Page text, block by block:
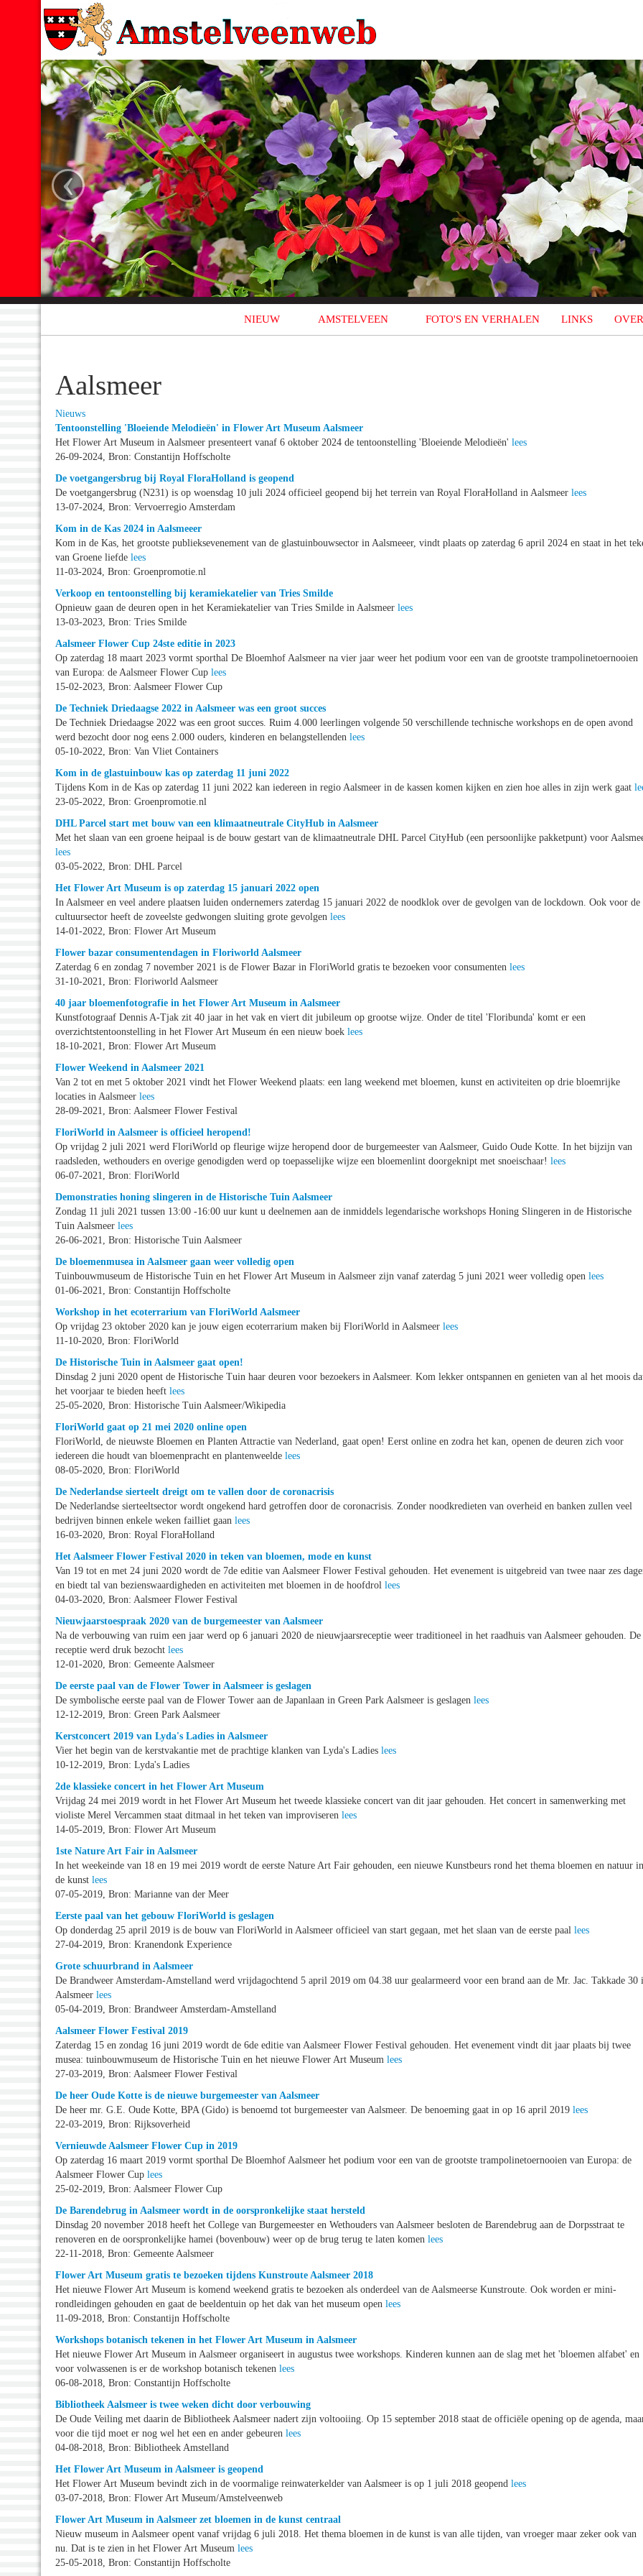
‹
NIEUW AMSTELVEEN FOTO'S EN VERHALEN LINKS
Aalsmeer
Nieuws
Tentoonstelling 'Bloeiende Melodieën' in Flower Art Museum Aalsmeer
Het Flower Art Museum in Aalsmeer presenteert vanaf 6 oktober 2024 de tentoonstelling 'Bloeiende Melodieën' lees
26-09-2024, Bron: Constantijn Hoffscholte
De voetgangersbrug bij Royal FloraHolland is geopend
De voetgangersbrug (N231) is op woensdag 10 juli 2024 officieel geopend bij het terrein van Royal FloraHolland in Aalsmeer lees
13-07-2024, Bron: Vervoerregio Amsterdam
Kom in de Kas 2024 in Aalsmeeer
Kom in de Kas, het grootste publieksevenement van de glastuinbouwsector in Aalsmeeer, vindt plaats op zaterdag 6 april 2024 en staat in het
van Groene liefde lees
11-03-2024, Bron: Groenpromotie.nl
Verkoop en tentoonstelling bij keramiekatelier van Tries Smilde
Opnieuw gaan de deuren open in het Keramiekatelier van Tries Smilde in Aalsmeer lees
13-03-2023, Bron: Tries Smilde
Aalsmeer Flower Cup 24ste editie in 2023
Op zaterdag 18 maart 2023 vormt sporthal De Bloemhof Aalsmeer na vier jaar weer het podium voor een van de grootste trampolinetoernooien
van Europa: de Aalsmeer Flower Cup lees
15-02-2023, Bron: Aalsmeer Flower Cup
De Techniek Driedaagse 2022 in Aalsmeer was een groot succes
De Techniek Driedaagse 2022 was een groot succes. Ruim 4.000 leerlingen volgende 50 verschillende technische workshops en de open avond
werd bezocht door nog eens 2.000 ouders, kinderen en belangstellenden lees
05-10-2022, Bron: Van Vliet Containers
Kom in de glastuinbouw kas op zaterdag 11 juni 2022
Tijdens Kom in de Kas op zaterdag 11 juni 2022 kan iedereen in regio Aalsmeer in de kassen komen kijken en zien hoe alles in zijn werk gaat
23-05-2022, Bron: Groenpromotie.nl
DHL Parcel start met bouw van een klimaatneutrale CityHub in Aalsmeer
Met het slaan van een groene heipaal is de bouw gestart van de klimaatneutrale DHL Parcel CityHub (een persoonlijke pakketpunt) voor
lees
03-05-2022, Bron: DHL Parcel
Het Flower Art Museum is op zaterdag 15 januari 2022 open
In Aalsmeer en veel andere plaatsen luiden ondernemers zaterdag 15 januari 2022 de noodklok over de gevolgen van de lockdown. Ook voor de
cultuursector heeft de zoveelste gedwongen sluiting grote gevolgen lees
14-01-2022, Bron: Flower Art Museum
Flower bazar consumentendagen in Floriworld Aalsmeer
Zaterdag 6 en zondag 7 november 2021 is de Flower Bazar in FloriWorld gratis te bezoeken voor consumenten lees
31-10-2021, Bron: Floriworld Aalsmeer
40 jaar bloemenfotografie in het Flower Art Museum in Aalsmeer
Kunstfotograaf Dennis A-Tjak zit 40 jaar in het vak en viert dit jubileum op grootse wijze. Onder de titel 'Floribunda' komt er een
overzichtstentoonstelling in het Flower Art Museum én een nieuw boek lees
18-10-2021, Bron: Flower Art Museum
Flower Weekend in Aalsmeer 2021
Van 2 tot en met 5 oktober 2021 vindt het Flower Weekend plaats: een lang weekend met bloemen, kunst en activiteiten op drie bloemrijke
locaties in Aalsmeer lees
28-09-2021, Bron: Aalsmeer Flower Festival
FloriWorld in Aalsmeer is officieel heropend!
Op vrijdag 2 juli 2021 werd FloriWorld op fleurige wijze heropend door de burgemeester van Aalsmeer, Guido Oude Kotte. In het bijzijn van
raadsleden, wethouders en overige genodigden werd op toepasselijke wijze een bloemenlint doorgeknipt met snoeischaar! lees
06-07-2021, Bron: FloriWorld
Demonstraties honing slingeren in de Historische Tuin Aalsmeer
Zondag 11 juli 2021 tussen 13:00 -16:00 uur kunt u deelnemen aan de inmiddels legendarische workshops Honing Slingeren in de Historische
Tuin Aalsmeer lees
26-06-2021, Bron: Historische Tuin Aalsmeer
De bloemenmusea in Aalsmeer gaan weer volledig open
Tuinbouwmuseum de Historische Tuin en het Flower Art Museum in Aalsmeer zijn vanaf zaterdag 5 juni 2021 weer volledig open lees
01-06-2021, Bron: Constantijn Hoffscholte
Workshop in het ecoterrarium van FloriWorld Aalsmeer
Op vrijdag 23 oktober 2020 kan je jouw eigen ecoterrarium maken bij FloriWorld in Aalsmeer lees
11-10-2020, Bron: FloriWorld
De Historische Tuin in Aalsmeer gaat open!
Dinsdag 2 juni 2020 opent de Historische Tuin haar deuren voor bezoekers in Aalsmeer. Kom lekker ontspannen en genieten van al het moois
het voorjaar te bieden heeft lees
25-05-2020, Bron: Historische Tuin Aalsmeer/Wikipedia
FloriWorld gaat op 21 mei 2020 online open
FloriWorld, de nieuwste Bloemen en Planten Attractie van Nederland, gaat open! Eerst online en zodra het kan, openen de deuren zich voor
iedereen die houdt van bloemenpracht en plantenweelde lees
08-05-2020, Bron: FloriWorld
De Nederlandse sierteelt dreigt om te vallen door de coronacrisis
De Nederlandse sierteeltsector wordt ongekend hard getroffen door de coronacrisis. Zonder noodkredieten van overheid en banken zullen veel
bedrijven binnen enkele weken failliet gaan lees
16-03-2020, Bron: Royal FloraHolland
Het Aalsmeer Flower Festival 2020 in teken van bloemen, mode en kunst
Van 19 tot en met 24 juni 2020 wordt de 7de editie van Aalsmeer Flower Festival gehouden. Het evenement is uitgebreid van twee naar zes
en biedt tal van bezienswaardigheden en activiteiten met bloemen in de hoofdrol lees
04-03-2020, Bron: Aalsmeer Flower Festival
Nieuwjaarstoespraak 2020 van de burgemeester van Aalsmeer
Na de verbouwing van ruim een jaar werd op 6 januari 2020 de nieuwjaarsreceptie weer traditioneel in het raadhuis van Aalsmeer gehouden. De
receptie werd druk bezocht lees
12-01-2020, Bron: Gemeente Aalsmeer
De eerste paal van de Flower Tower in Aalsmeer is geslagen
De symbolische eerste paal van de Flower Tower aan de Japanlaan in Green Park Aalsmeer is geslagen lees
12-12-2019, Bron: Green Park Aalsmeer
Kerstconcert 2019 van Lyda's Ladies in Aalsmeer
Vier het begin van de kerstvakantie met de prachtige klanken van Lyda's Ladies lees
10-12-2019, Bron: Lyda's Ladies
2de klassieke concert in het Flower Art Museum
Vrijdag 24 mei 2019 wordt in het Flower Art Museum het tweede klassieke concert van dit jaar gehouden. Het concert in samenwerking met
violiste Merel Vercammen staat ditmaal in het teken van improviseren lees
14-05-2019, Bron: Flower Art Museum
1ste Nature Art Fair in Aalsmeer
In het weekeinde van 18 en 19 mei 2019 wordt de eerste Nature Art Fair gehouden, een nieuwe Kunstbeurs rond het thema bloemen en natuur in
de kunst lees
07-05-2019, Bron: Marianne van der Meer
Eerste paal van het gebouw FloriWorld is geslagen
Op donderdag 25 april 2019 is de bouw van FloriWorld in Aalsmeer officieel van start gegaan, met het slaan van de eerste paal lees
27-04-2019, Bron: Kranendonk Experience
Grote schuurbrand in Aalsmeer
De Brandweer Amsterdam-Amstelland werd vrijdagochtend 5 april 2019 om 04.38 uur gealarmeerd voor een brand aan de Mr. Jac. Takkade 30
Aalsmeer lees
05-04-2019, Bron: Brandweer Amsterdam-Amstelland
Aalsmeer Flower Festival 2019
Zaterdag 15 en zondag 16 juni 2019 wordt de 6de editie van Aalsmeer Flower Festival gehouden. Het evenement vindt dit jaar plaats bij twee
musea: tuinbouwmuseum de Historische Tuin en het nieuwe Flower Art Museum lees
27-03-2019, Bron: Aalsmeer Flower Festival
De heer Oude Kotte is de nieuwe burgemeester van Aalsmeer
De heer mr. G.E. Oude Kotte, BPA (Gido) is benoemd tot burgemeester van Aalsmeer. De benoeming gaat in op 16 april 2019 lees
22-03-2019, Bron: Rijksoverheid
Vernieuwde Aalsmeer Flower Cup in 2019
Op zaterdag 16 maart 2019 vormt sporthal De Bloemhof Aalsmeer het podium voor een van de grootste trampolinetoernooien van Europa: de
Aalsmeer Flower Cup lees
25-02-2019, Bron: Aalsmeer Flower Cup
De Barendebrug in Aalsmeer wordt in de oorspronkelijke staat hersteld
Dinsdag 20 november 2018 heeft het College van Burgemeester en Wethouders van Aalsmeer besloten de Barendebrug aan de Dorpsstraat te
renoveren en de oorspronkelijke hamei (bovenbouw) weer op de brug terug te laten komen lees
22-11-2018, Bron: Gemeente Aalsmeer
Flower Art Museum gratis te bezoeken tijdens Kunstroute Aalsmeer 2018
Het nieuwe Flower Art Museum is komend weekend gratis te bezoeken als onderdeel van de Aalsmeerse Kunstroute. Ook worden er mini-
rondleidingen gehouden en gaat de beeldentuin op het dak van het museum open lees
11-09-2018, Bron: Constantijn Hoffscholte
Workshops botanisch tekenen in het Flower Art Museum in Aalsmeer
Het nieuwe Flower Art Museum in Aalsmeer organiseert in augustus twee workshops. Kinderen kunnen aan de slag met het 'bloemen alfabet' en
voor volwassenen is er de workshop botanisch tekenen lees
06-08-2018, Bron: Constantijn Hoffscholte
Bibliotheek Aalsmeer is twee weken dicht door verbouwing
De Oude Veiling met daarin de Bibliotheek Aalsmeer nadert zijn voltooiing. Op 15 september 2018 staat de officiële opening op de agenda,
voor die tijd moet er nog wel het een en ander gebeuren lees
04-08-2018, Bron: Bibliotheek Amstelland
Het Flower Art Museum in Aalsmeer is geopend
Het Flower Art Museum bevindt zich in de voormalige reinwaterkelder van Aalsmeer is op 1 juli 2018 geopend lees
03-07-2018, Bron: Flower Art Museum/Amstelveenweb
Flower Art Museum in Aalsmeer zet bloemen in de kunst centraal
Nieuw museum in Aalsmeer opent vanaf vrijdag 6 juli 2018. Het thema bloemen in de kunst is van alle tijden, van vroeger maar zeker ook van
nu. Dat is te zien in het Flower Art Museum lees
25-05-2018, Bron: Constantijn Hoffscholte